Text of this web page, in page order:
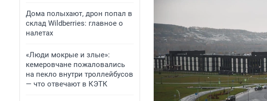
Дома полыхают, дрон попал в
склад Wildberries: главное о
налетах
«Люди мокрые и злые»:
кемеровчане пожаловались
на пекло внутри троллейбусов
— что отвечают в КЭТК